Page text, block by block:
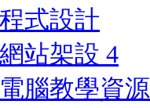
程式設計
網站架設 4
電腦教學資源